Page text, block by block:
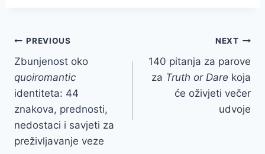
Post
navigation
PREVIOUS
Zbunjenost oko
quoiromantic
identiteta: 44
znakova, prednosti,
nedostaci i savjeti za
preživljavanje veze
NEXT
140 pitanja za parove
za Truth or Dare koja
će oživjeti večer
udvoje